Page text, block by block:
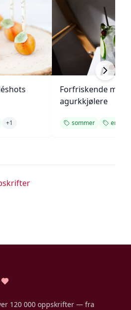
+1
Forfriskende
agurkkjølere
sommer enkel
120 000 oppskrifter — fra